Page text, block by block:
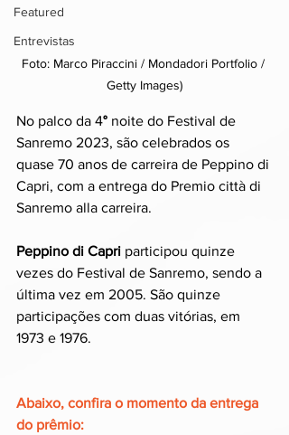
Featured
Entrevistas
Foto: Marco Piraccini / Mondadori Portfolio /
Getty Images)
No palco da 4° noite do Festival de
Sanremo 2023, são celebrados os
quase 70 anos de carreira de Peppino di
Capri, com a entrega do Premio città di
Sanremo alla carreira.
Peppino di Capri participou quinze
vezes do Festival de Sanremo, sendo a
última vez em 2005. São quinze
participações com duas vitórias, em
1973 e 1976.
Abaixo, confira o momento da entrega
do prêmio: